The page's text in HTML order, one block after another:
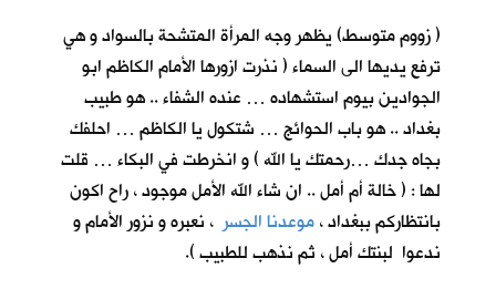
( زووم متوسط) يظهر وجه المرأة المتشحة بالسواد و هي
ترفع يديها الى السماء ( نذرت ازورها الأمام الكاظم ابو
الجوادين بيوم استشهاده … عنده الشفاء .. هو طبيب
بغداد .. هو باب الحوائج … شتكول يا الكاظم … احلفك
بجاه جدك …رحمتك يا الله ) و انخرطت في البكاء … قلت
لها : ( خالة أم أمل .. ان شاء الله الأمل موجود ، راح اكون
بانتظاركم ببغداد ،موعدنا الجسر ، نعبره و نزور الأمام و
ندعوا لبنتك أمل ، ثم نذهب للطبيب ).